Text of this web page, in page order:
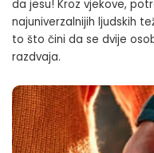
da jesu! Kroz vjekove,
najuniverzalnijih ljudskih
to što čini da se dvije
razdvaja.